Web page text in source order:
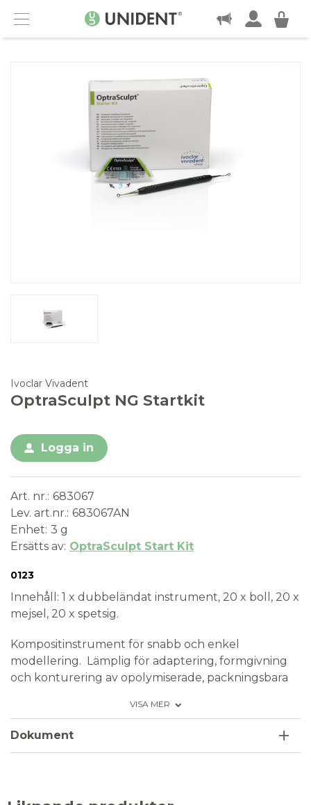
Menu
KONTAKT
Ivoclar Vivadent
OptraSculpt NG Startkit
Logga in
Art. nr. 683067
Lev. art.nr. 683067AN
Enhet 3 g
Ersätts av OptraSculpt Start Kit
Medical Device
0123
Innehåll: 1 x dubbeländat instrument, 20 x boll, 20 x
mejsel, 20 x spetsig.
Kompositinstrument för snabb och enkel
modellering. Lämplig för adaptering, formgivning
och konturering av opolymiserade, packningsbara
VISA MER
Dokument